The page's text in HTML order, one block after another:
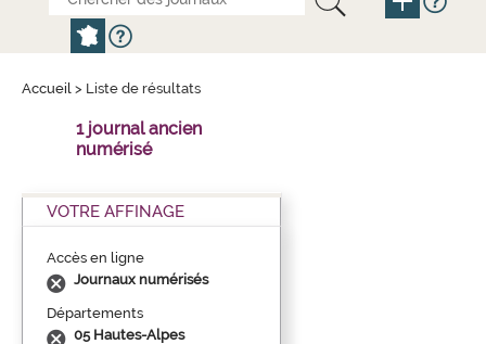
Accueil > Liste de résultats
1 journal ancien
numérisé
VOTRE AFFINAGE
Accès en ligne
Journaux numérisés
Départements
05 Hautes-Alpes